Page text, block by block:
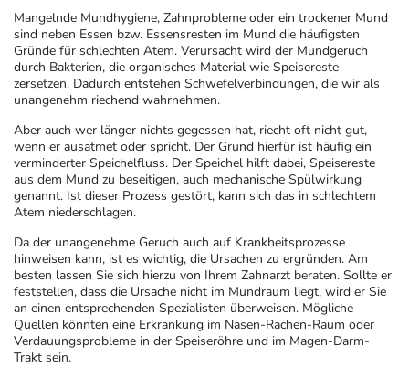
Vitamine & Mineralstoffe
Marken
Mangelnde Mundhygiene, Zahnprobleme oder ein trockener Mund
sind neben Essen bzw. Essensresten im Mund die häufigsten
Gründe für schlechten Atem. Verursacht wird der Mundgeruch
durch Bakterien, die organisches Material wie Speisereste
zersetzen. Dadurch entstehen Schwefelverbindungen, die wir als
unangenehm riechend wahrnehmen.
Aber auch wer länger nichts gegessen hat, riecht oft nicht gut,
wenn er ausatmet oder spricht. Der Grund hierfür ist häufig ein
verminderter Speichelfluss. Der Speichel hilft dabei, Speisereste
aus dem Mund zu beseitigen, auch mechanische Spülwirkung
genannt. Ist dieser Prozess gestört, kann sich das in schlechtem
Atem niederschlagen.
Da der unangenehme Geruch auch auf Krankheitsprozesse
hinweisen kann, ist es wichtig, die Ursachen zu ergründen. Am
besten lassen Sie sich hierzu von Ihrem Zahnarzt beraten. Sollte er
feststellen, dass die Ursache nicht im Mundraum liegt, wird er Sie
an einen entsprechenden Spezialisten überweisen. Mögliche
Quellen könnten eine Erkrankung im Nasen-Rachen-Raum oder
Verdauungsprobleme in der Speiseröhre und im Magen-Darm-
Trakt sein.